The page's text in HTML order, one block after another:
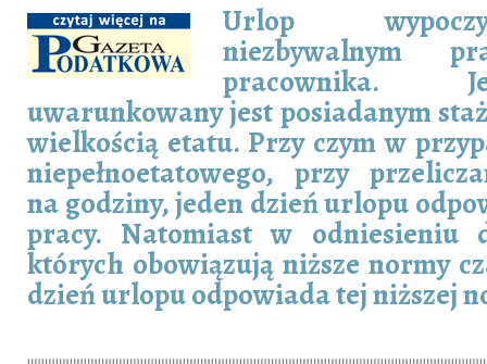
Urlop
niezbywalnym
pracownika.
uwarunkowany jest posiadanym
wielkością etatu. Przy czym w
niepełnoetatowego, przy
na godziny, jeden dzień urlopu
pracy. Natomiast w odniesieniu
których obowiązują niższe normy
dzień urlopu odpowiada tej niższej